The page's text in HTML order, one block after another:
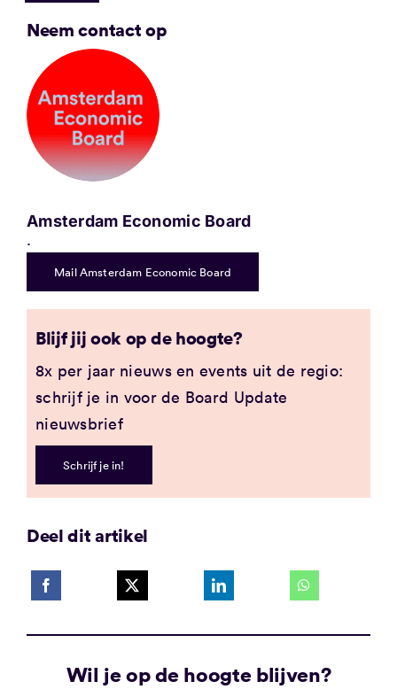
Neem contact op
Amsterdam Economic Board
.
Mail Amsterdam Economic Board
Blijf jij ook op de hoogte?
8x per jaar nieuws en events uit de regio:
schrijf je in voor de Board Update
nieuwsbrief
Schrijf je in!
Deel dit artikel
Wil je op de hoogte blijven?